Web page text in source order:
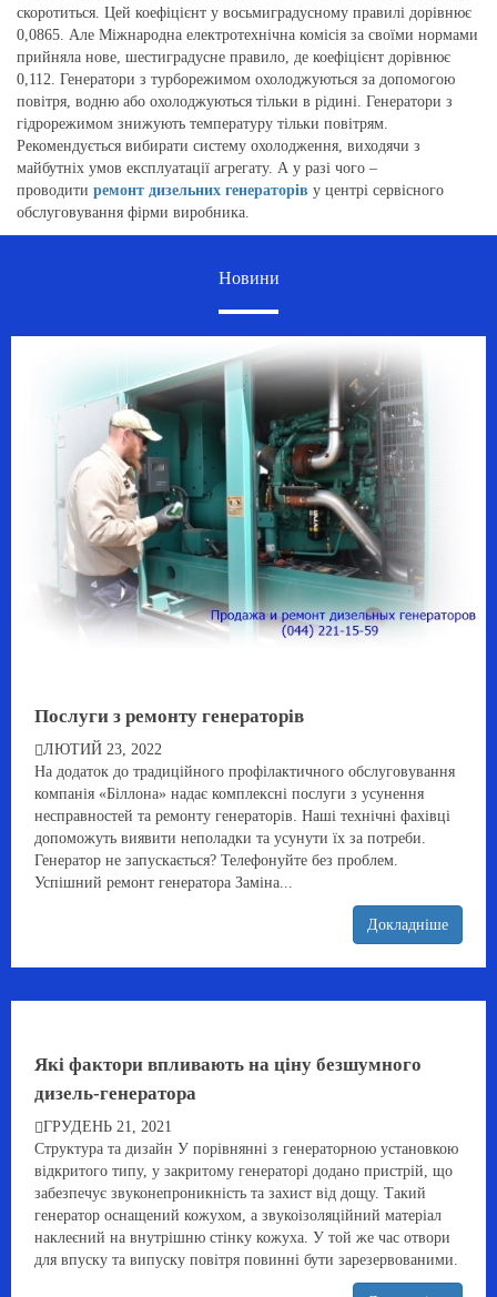
скоротиться. Цей коефіцієнт у восьмиградусному правилі дорівнює
0,0865. Але Міжнародна електротехнічна комісія за своїми нормами
прийняла нове, шестиградусне правило, де коефіцієнт дорівнює
0,112. Генератори з турборежимом охолоджуються за допомогою
повітря, водню або охолоджуються тільки в рідині. Генератори з
гідрорежимом знижують температуру тільки повітрям.
Рекомендується вибирати систему охолодження, виходячи з
майбутніх умов експлуатації агрегату. А у разі чого –
проводити ремонт дизельних генераторів у центрі сервісного
обслуговування фірми виробника.
Новини
Послуги з ремонту генераторів
ЛЮТИЙ 23, 2022
На додаток до традиційного профілактичного обслуговування
компанія «Біллона» надає комплексні послуги з усунення
несправностей та ремонту генераторів. Наші технічні фахівці
допоможуть виявити неполадки та усунути їх за потреби.
Генератор не запускається? Телефонуйте без проблем.
Успішний ремонт генератора Заміна...
Докладніше
Які фактори впливають на ціну безшумного
дизель-генератора
ГРУДЕНЬ 21, 2021
Структура та дизайн У порівнянні з генераторною установкою
відкритого типу, у закритому генераторі додано пристрій, що
забезпечує звуконепроникність та захист від дощу. Такий
генератор оснащений кожухом, а звукоізоляційний матеріал
наклеєний на внутрішню стінку кожуха. У той же час отвори
для впуску та випуску повітря повинні бути зарезервованими.